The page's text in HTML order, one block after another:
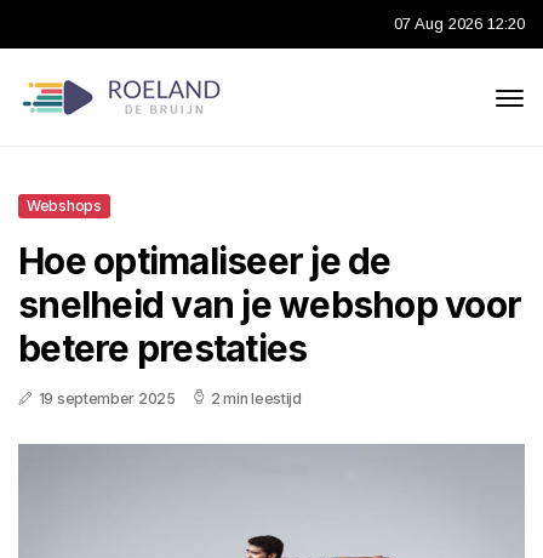
07 Aug 2026 12:20
Webshops
Hoe optimaliseer je de
snelheid van je webshop voor
betere prestaties
19 september 2025 2 min leestijd